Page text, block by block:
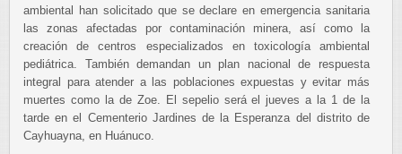
ambiental han solicitado que se declare en emergencia sanitaria
las zonas afectadas por contaminación minera, así como la
creación de centros especializados en toxicología ambiental
pediátrica. También demandan un plan nacional de respuesta
integral para atender a las poblaciones expuestas y evitar más
muertes como la de Zoe. El sepelio será el jueves a la 1 de la
tarde en el Cementerio Jardines de la Esperanza del distrito de
Cayhuayna, en Huánuco.